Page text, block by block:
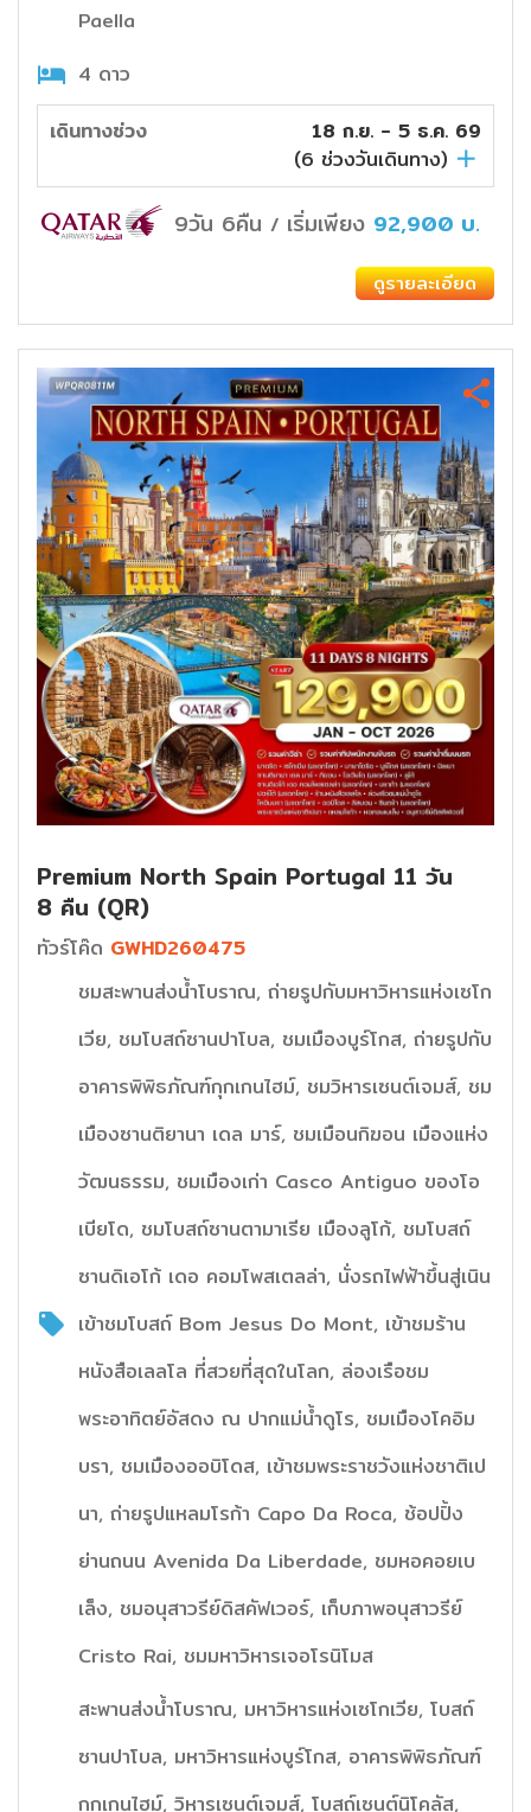
Paella
4 ดาว
เดินทางช่วง
18 ก.ย. - 5 ธ.ค. 69
(6 ช่วงวันเดินทาง)
9วัน 6คืน / เริ่มเพียง 92,900 บ.
ดูรายละเอียด
Premium North Spain Portugal 11 วัน
8 คืน (QR)
ทัวร์โค๊ด GWHD260475
ชมสะพานส่งน้ำโบราณ, ถ่ายรูปกับมหาวิหารแห่งเซโก
เวีย, ชมโบสถ์ซานปาโบล, ชมเมืองบูร์โกส, ถ่ายรูปกับ
อาคารพิพิธภัณฑ์กุกเกนไฮม์, ชมวิหารเซนต์เจมส์, ชม
เมืองซานติยานา เดล มาร์, ชมเมือนกิฆอน เมืองแห่ง
วัฒนธรรม, ชมเมืองเก่า Casco Antiguo ของโอ
เบียโด, ชมโบสถ์ซานตามาเรีย เมืองลูโก้, ชมโบสถ์
ซานดิเอโก้ เดอ คอมโพสเตลล่า, นั่งรถไฟฟ้าขึ้นสู่เนิน
เข้าชมโบสถ์ Bom Jesus Do Mont, เข้าชมร้าน
หนังสือเลลโล ที่สวยที่สุดในโลก, ล่องเรือชม
พระอาทิตย์อัสดง ณ ปากแม่น้ำดูโร, ชมเมืองโคอิม
บรา, ชมเมืองออบิโดส, เข้าชมพระราชวังแห่งชาติเป
นา, ถ่ายรูปแหลมโรก้า Capo Da Roca, ช้อปปิ้ง
ย่านถนน Avenida Da Liberdade, ชมหอคอยเบ
เล็ง, ชมอนุสาวรีย์ดิสคัฟเวอร์, เก็บภาพอนุสาวรีย์
Cristo Rai, ชมมหาวิหารเจอโรนิโมส
สะพานส่งน้ำโบราณ, มหาวิหารแห่งเซโกเวีย, โบสถ์
ซานปาโบล, มหาวิหารแห่งบูร์โกส, อาคารพิพิธภัณฑ์
กุกเกนไฮม์, วิหารเซนต์เจมส์, โบสถ์เซนต์นิโคลัส,